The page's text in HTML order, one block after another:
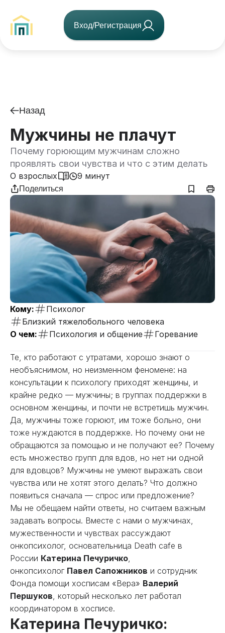
Вход/Регистрация
Назад
Мужчины не плачут
Почему горюющим мужчинам сложно
проявлять свои чувства и что с этим делать
О взрослых 9 минут
Поделиться
Кому:
Психолог
Близкий тяжелобольного человека
О чем:
Психология и общение Горевание
Те, кто работают с утратами, хорошо знают о
необъяснимом, но неизменном феномене: на
консультации к психологу приходят женщины, и
крайне редко — мужчины; в группах поддержки в
основном женщины, и почти не встретишь мужчин.
Да, мужчины тоже горюют, им тоже больно, они
тоже нуждаются в поддержке. Но почему они не
обращаются за помощью и не получают ее? Почему
есть множество групп для вдов, но нет ни одной
для вдовцов? Мужчины не умеют выражать свои
чувства или не хотят этого делать? Что должно
появиться сначала — спрос или предложение?
Мы не обещаем найти ответы, но считаем важным
задавать вопросы. Вместе с нами о мужчинах,
мужественности и чувствах рассуждают
онкопсихолог, основательница Death cafe в
России Катерина Печуричко,
онкопсихолог Павел Сапожников и сотрудник
Фонда помощи хосписам «Вера» Валерий
Першуков, который несколько лет работал
координатором в хосписе.
Катерина Печуричко: